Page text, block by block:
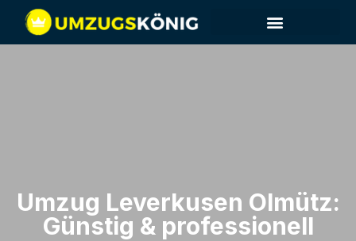
Umzug Leverkusen​ Olmütz:
Günstig & professionell​